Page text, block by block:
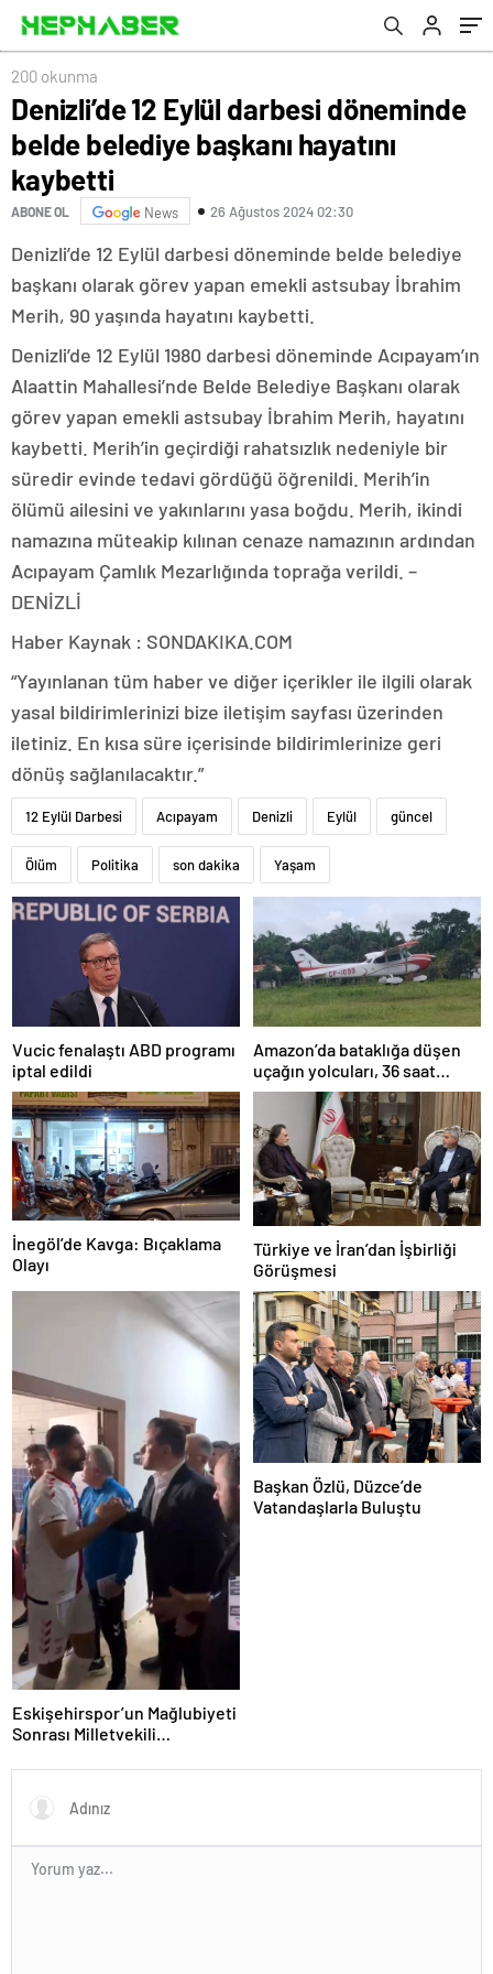
200 okunma
Denizli’de 12 Eylül darbesi döneminde
belde belediye başkanı hayatını
kaybetti
ABONE OL News 26 Ağustos 2024 02:30
Denizli’de 12 Eylül darbesi döneminde belde belediye
başkanı olarak görev yapan emekli astsubay İbrahim
Merih, 90 yaşında hayatını kaybetti.
Denizli’de 12 Eylül 1980 darbesi döneminde Acıpayam’ın
Alaattin Mahallesi’nde Belde Belediye Başkanı olarak
görev yapan emekli astsubay İbrahim Merih, hayatını
kaybetti. Merih’in geçirdiği rahatsızlık nedeniyle bir
süredir evinde tedavi gördüğü öğrenildi. Merih’in
ölümü ailesini ve yakınlarını yasa boğdu. Merih, ikindi
namazına müteakip kılınan cenaze namazının ardından
Acıpayam Çamlık Mezarlığında toprağa verildi. –
DENİZLİ
Haber Kaynak : SONDAKIKA.COM
“Yayınlanan tüm haber ve diğer içerikler ile ilgili olarak
yasal bildirimlerinizi bize iletişim sayfası üzerinden
iletiniz. En kısa süre içerisinde bildirimlerinize geri
dönüş sağlanılacaktır.”
12 Eylül Darbesi Acıpayam Denizli Eylül güncel
Ölüm Politika son dakika Yaşam
Vucic fenalaştı ABD programı
iptal edildi
Amazon’da bataklığa düşen
uçağın yolcuları, 36 saat
kurtarılmayı bekledi
İnegöl’de Kavga: Bıçaklama
Olayı
Türkiye ve İran’dan İşbirliği
Görüşmesi
Eskişehirspor’un Mağlubiyeti
Sonrası Milletvekili
Başkan Özlü, Düzce’de
Vatandaşlarla Buluştu